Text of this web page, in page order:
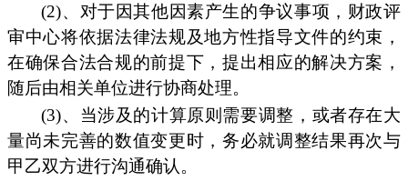
(2)、对于因其他因素产生的争议事项，财政评
审中心将依据法律法规及地方性指导文件的约束，
在确保合法合规的前提下，提出相应的解决方案，
随后由相关单位进行协商处理。
(3)、当涉及的计算原则需要调整，或者存在大
量尚未完善的数值变更时，务必就调整结果再次与
甲乙双方进行沟通确认。